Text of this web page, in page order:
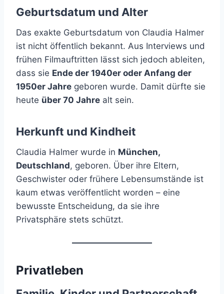
Geburtsdatum und Alter
Das exakte Geburtsdatum von Claudia Halmer
ist nicht öffentlich bekannt. Aus Interviews und
frühen Filmauftritten lässt sich jedoch ableiten,
dass sie Ende der 1940er oder Anfang der
1950er Jahre geboren wurde. Damit dürfte sie
heute über 70 Jahre alt sein.
Herkunft und Kindheit
Claudia Halmer wurde in München,
Deutschland, geboren. Über ihre Eltern,
Geschwister oder frühere Lebensumstände ist
kaum etwas veröffentlicht worden – eine
bewusste Entscheidung, da sie ihre
Privatsphäre stets schützt.
Privatleben